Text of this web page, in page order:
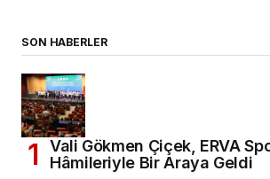
SON HABERLER
Vali Gökmen Çiçek, ERVA Spor Kulüplerinin
Hâmileriyle Bir Araya Geldi